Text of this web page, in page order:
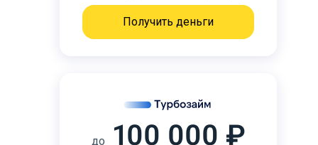
Получить деньги
до 100 000 ₽